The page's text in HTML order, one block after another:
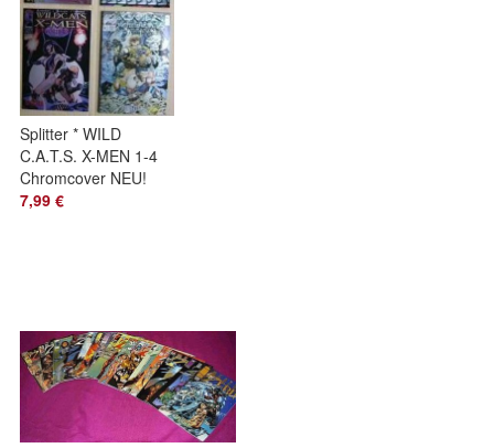
Splitter * WILD
C.A.T.S. X-MEN 1-4
Chromcover NEU!
7,99 €